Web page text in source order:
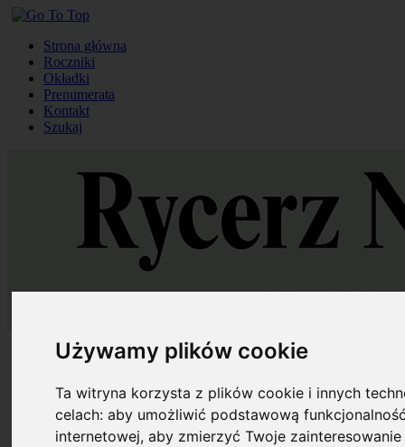
Używamy plików cookie
Ta witryna korzysta z plików cookie i innych
celach:aby umożliwić podstawową
internetowej,aby zmierzyć Twoje
Strona główna
Roczniki
Okładki
Prenumerata
Kontakt
Szukaj
Strona główna
Okładki
Prenumerata
Kontakt
Szukaj